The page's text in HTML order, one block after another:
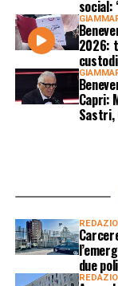
social:
2026:
Capri:
Sastri,
due